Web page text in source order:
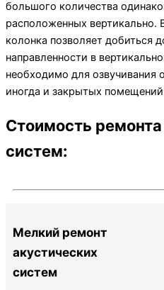
большого количества
расположенных вертикально.
колонка позволяет добиться
направленности в
необходимо для озвучивания
иногда и закрытых
Стоимость
систем:
Мелкий ремонт
акустических
систем